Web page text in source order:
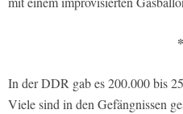
*
In der DDR gab es 200.000 bis
Viele sind in den Gefängnissen